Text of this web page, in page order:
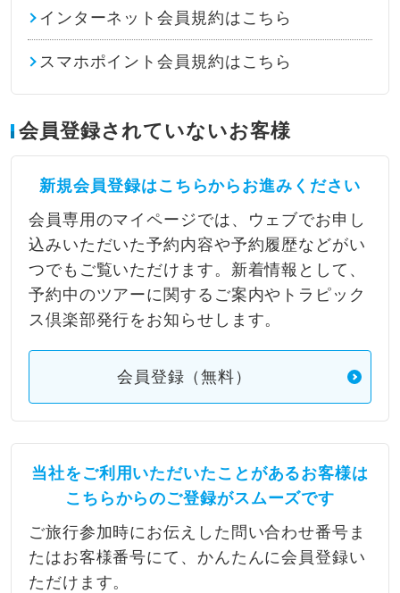
インターネット会員規約はこちら
スマホポイント会員規約はこちら
会員登録されていないお客様
新規会員登録はこちらからお進みください
会員専用のマイページでは、ウェブでお申し
込みいただいた予約内容や予約履歴などがい
つでもご覧いただけます。新着情報として、
予約中のツアーに関するご案内やトラピック
ス倶楽部発行をお知らせします。
会員登録（無料）
当社をご利用いただいたことがあるお客様は
こちらからのご登録がスムーズです
ご旅行参加時にお伝えした問い合わせ番号ま
たはお客様番号にて、かんたんに会員登録い
ただけます。